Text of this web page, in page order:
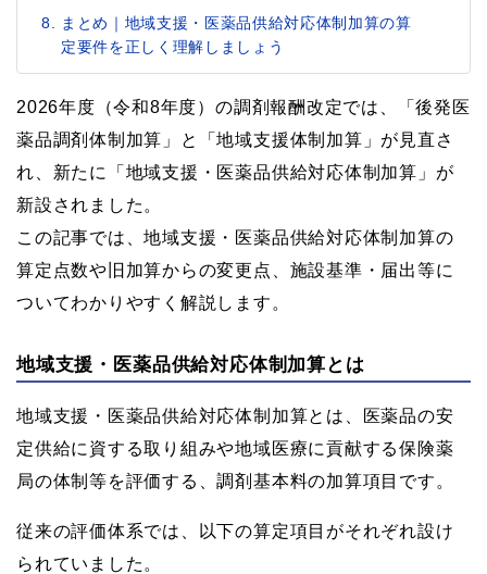
まとめ｜地域支援・医薬品供給対応体制加算の算
定要件を正しく理解しましょう
2026年度（令和8年度）の調剤報酬改定では、「後発医
薬品調剤体制加算」と「地域支援体制加算」が見直さ
れ、新たに「地域支援・医薬品供給対応体制加算」が
新設されました。
この記事では、地域支援・医薬品供給対応体制加算の
算定点数や旧加算からの変更点、施設基準・届出等に
ついてわかりやすく解説します。
地域支援・医薬品供給対応体制加算とは
地域支援・医薬品供給対応体制加算とは、医薬品の安
定供給に資する取り組みや地域医療に貢献する保険薬
局の体制等を評価する、調剤基本料の加算項目です。
従来の評価体系では、以下の算定項目がそれぞれ設け
られていました。